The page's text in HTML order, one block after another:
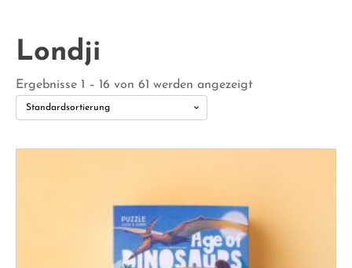
Londji
Ergebnisse 1 – 16 von 61 werden angezeigt